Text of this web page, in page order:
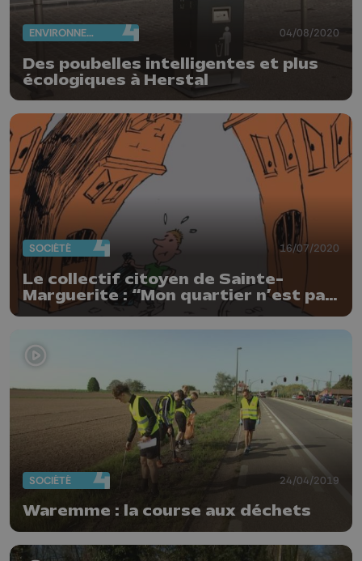
ENVIRONNEMENT 04/08/2020
Des poubelles intelligentes et plus
écologiques à Herstal
SOCIÉTÉ 16/07/2020
Le collectif citoyen de Sainte-
Marguerite : “Mon quartier n’est pas
une poubelle”
SOCIÉTÉ 24/04/2019
Waremme : la course aux déchets